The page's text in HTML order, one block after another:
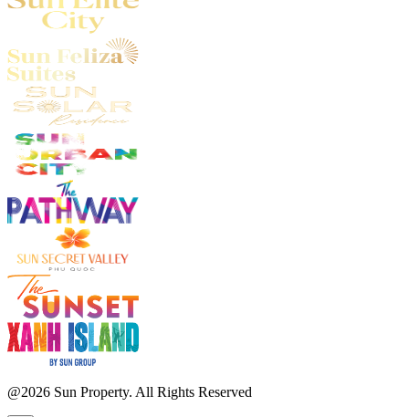
@2026 Sun Property. All Rights Reserved